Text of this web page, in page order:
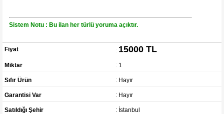
Sistem Notu : Bu ilan her türlü yoruma açıktır.
Fiyat : 15000 TL
Miktar : 1
Sıfır Ürün : Hayır
Garantisi Var : Hayır
Satıldığı Şehir : İstanbul